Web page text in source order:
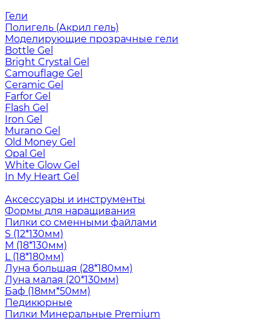
Гели
Полигель (Акрил гель)
Моделирующие прозрачные гели
Bottle Gel
Bright Crystal Gel
Camouflage Gel
Ceramic Gel
Farfor Gel
Flash Gel
Iron Gel
Murano Gel
Old Money Gel
Opal Gel
White Glow Gel
In My Heart Gel
Аксессуары и инструменты
Формы для наращивания
Пилки со сменными файлами
S (12*130мм)
M (18*130мм)
L (18*180мм)
Луна большая (28*180мм)
Луна малая (20*130мм)
Баф (18мм*50мм)
Педикюрные
Пилки Минеральные Premium